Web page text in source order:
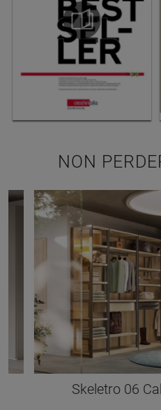
NON
Skeletro 06